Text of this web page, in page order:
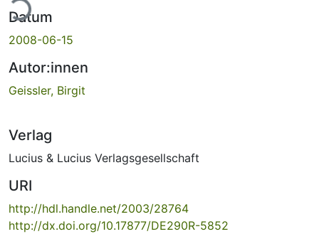
Datum
2008-06-15
Autor:innen
Geissler, Birgit
Verlag
Lucius & Lucius Verlagsgesellschaft
URI
http://hdl.handle.net/2003/28764
http://dx.doi.org/10.17877/DE290R-5852